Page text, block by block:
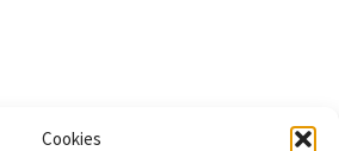
Cookies